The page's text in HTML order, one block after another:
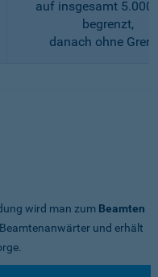
auf insgesamt 5.000
begrenzt,
danach ohne
wird man zum Beamten
und erhält